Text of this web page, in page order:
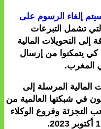
إلغاء الرسوم على
تشمل التبرعات
إلى التحويلات المالية
كي يتمكنوا من إرسال
المغرب.
المالية المرسلة إلى
في شبكتها العالمية من
التجزئة وفروع الوكلاء